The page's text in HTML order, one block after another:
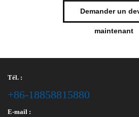
Demander un
maintenant
Tél. :
+86-18858815880
E-mail :